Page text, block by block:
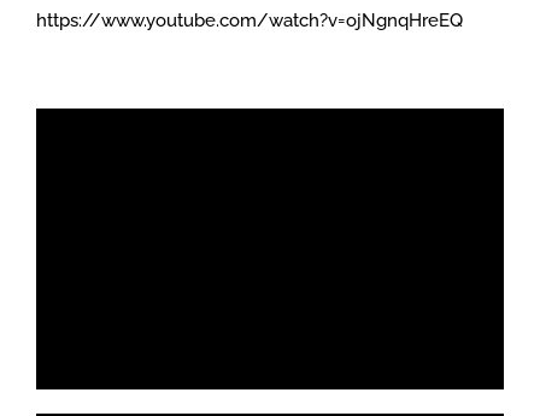
https://www.youtube.com/watch?v=ojNgnqHreEQ